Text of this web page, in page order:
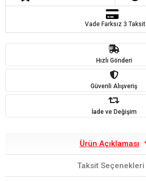
Vade Farksız 3 Taksit
Hızlı Gönderi
Güvenli Alışveriş
İade ve Değişim
Ürün Açıklaması
Taksit Seçenekleri